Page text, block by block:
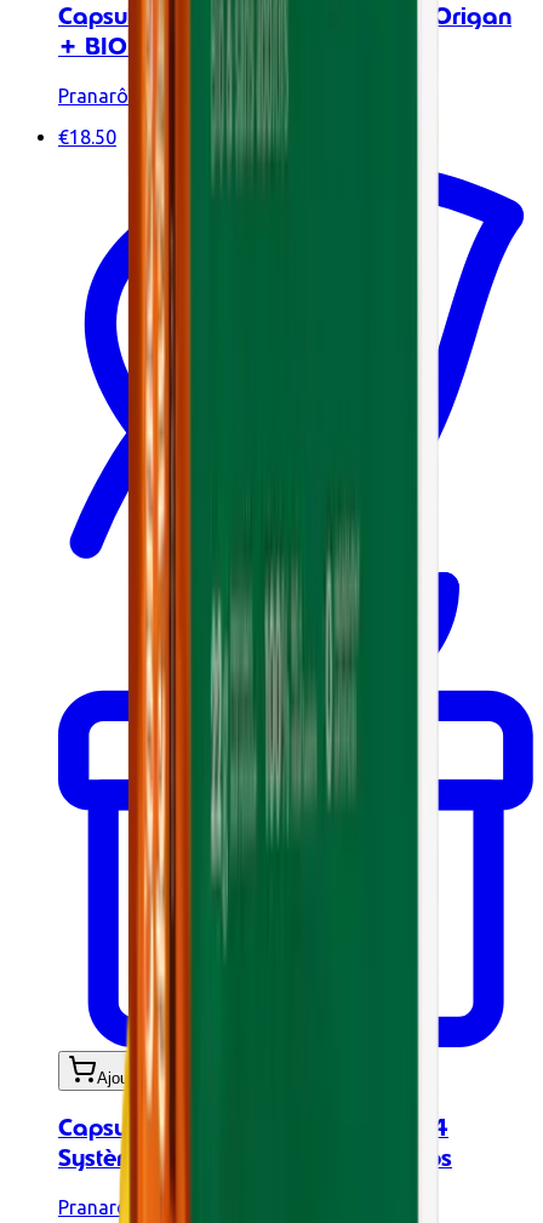
Capsules aux huiles essentielles - Origan
+ BIO - 30 caps
Pranarôm
€18.50
Ajouter au panier
Capsules aux huiles essentielles - 4
Système immunitaire BIO - 30 caps
Pranarôm